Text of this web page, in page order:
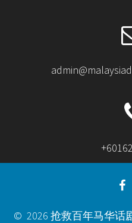
© 2026 抢救百年马华话